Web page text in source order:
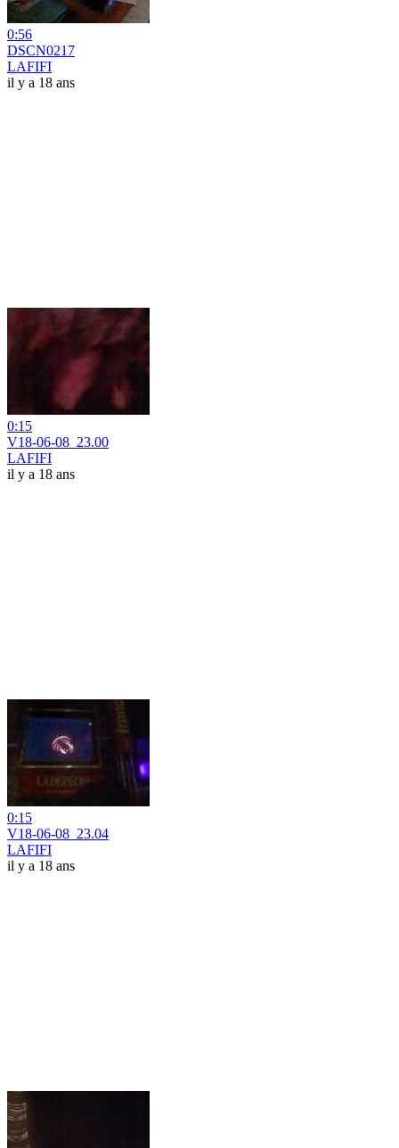
0:56
DSCN0217
LAFIFI
il y a 18 ans
0:15
V18-06-08_23.00
LAFIFI
il y a 18 ans
0:15
V18-06-08_23.04
LAFIFI
il y a 18 ans